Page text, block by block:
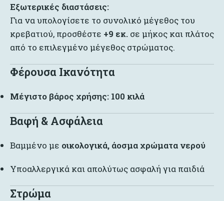
Εξωτερικές διαστάσεις:
Για να υπολογίσετε το συνολικό μέγεθος του
κρεβατιού, προσθέστε +9 εκ. σε μήκος και πλάτος
από το επιλεγμένο μέγεθος στρώματος.
Φέρουσα Ικανότητα
Μέγιστο βάρος χρήσης: 100 κιλά
Βαφή & Ασφάλεια
Βαμμένο με οικολογικά, άοσμα χρώματα νερού
Υποαλλεργικά και απολύτως ασφαλή για παιδιά
Στρώμα